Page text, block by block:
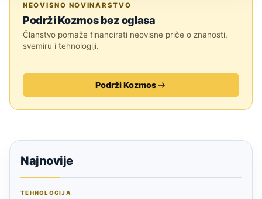
NEOVISNO NOVINARSTVO
Podrži Kozmos bez oglasa
Članstvo pomaže financirati neovisne priče o znanosti,
svemiru i tehnologiji.
Podrži Kozmos
Najnovije
TEHNOLOGIJA